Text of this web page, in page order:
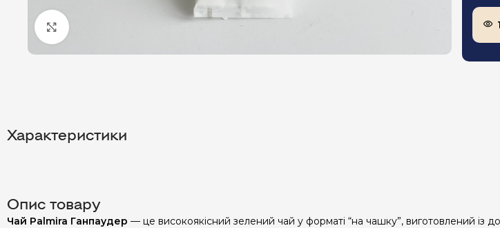
Характеристики
Опис товару
Чай Palmira Ганпаудер — це високоякісний зелений чай у форматі “на чашку”, виготовлений із